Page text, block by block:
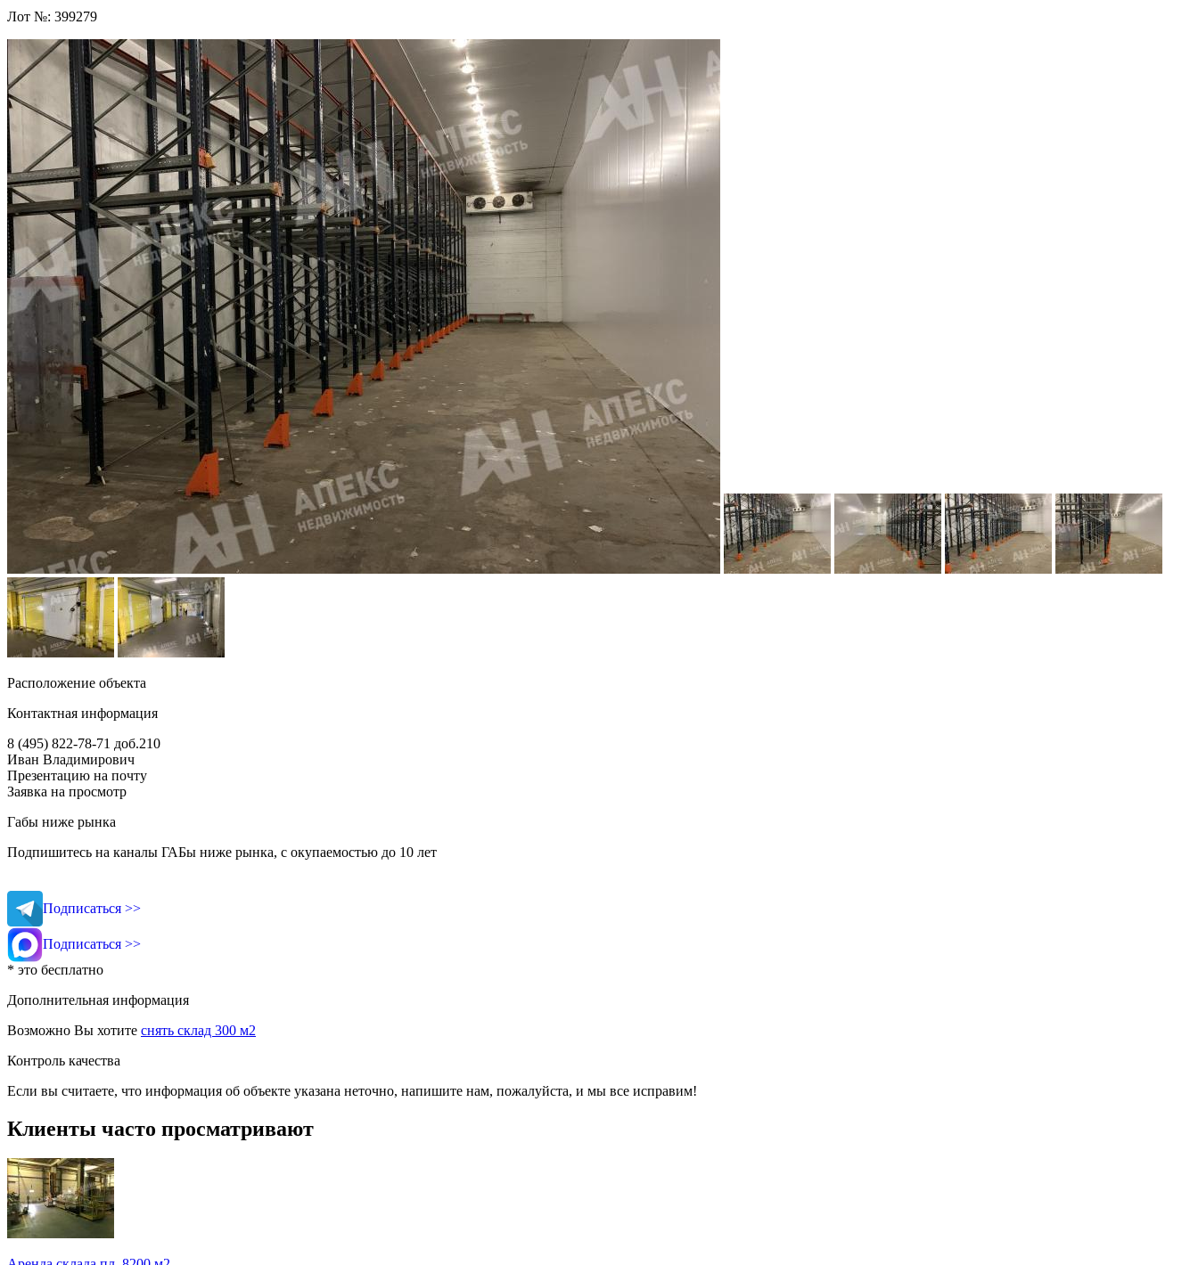
Лот №: 399279
Расположение объекта
Контактная информация
8 (495) 822-78-71 доб.210
Иван Владимирович
Презентацию на почту
Заявка на просмотр
Габы ниже рынка
Подпишитесь на каналы ГАБы ниже рынка, с окупаемостью до 10 лет
Подписаться >>
Подписаться >>
* это бесплатно
Дополнительная информация
Возможно Вы хотите снять склад 300 м2
Контроль качества
Если вы считаете, что информация об объекте указана неточно, напишите нам, пожалуйста, и мы все исправим!
Клиенты часто просматривают